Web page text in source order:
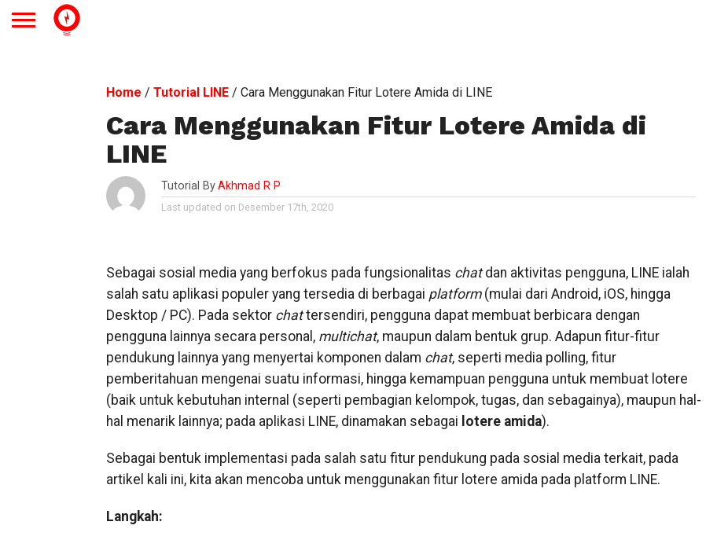
Home / Tutorial LINE/ Cara Menggunakan Fitur Lotere Amida di LINE
Cara Menggunakan Fitur Lotere Amida di
LINE
Tutorial ByAkhmad R P
Last updated on Desember 17th, 2020
Sebagai sosial media yang berfokus pada fungsionalitas chatdan aktivitas pengguna, LINE ialah
salah satu aplikasi populer yang tersedia di berbagai platform(mulai dari Android, iOS, hingga
Desktop / PC). Pada sektor chattersendiri, pengguna dapat membuat berbicara dengan
pengguna lainnya secara personal, multichat, maupun dalam bentuk grup. Adapun fitur-fitur
pendukung lainnya yang menyertai komponen dalam chat, seperti media polling, fitur
pemberitahuan mengenai suatu informasi, hingga kemampuan pengguna untuk membuat lotere
(baik untuk kebutuhan internal (seperti pembagian kelompok, tugas, dan sebagainya), maupun hal-
hal menarik lainnya; pada aplikasi LINE, dinamakan sebagai lotere amida).
Sebagai bentuk implementasi pada salah satu fitur pendukung pada sosial media terkait, pada
artikel kali ini, kita akan mencoba untuk menggunakan fitur lotere amida pada platform LINE.
Langkah: